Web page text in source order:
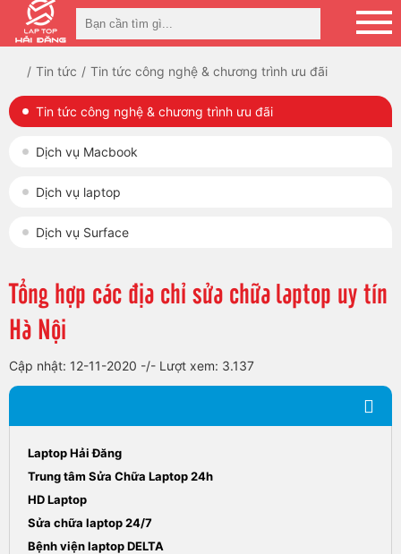
Tin tức Tin tức công nghệ & chương trình ưu đãi
Tin tức công nghệ & chương trình ưu đãi
Dịch vụ Macbook
Dịch vụ laptop
Dịch vụ Surface
Tổng hợp các địa chỉ sửa chữa laptop uy tín
Hà Nội
Cập nhật: 12-11-2020 -/- Lượt xem: 3.137
Laptop Hải Đăng
Trung tâm Sửa Chữa Laptop 24h
HD Laptop
Sửa chữa laptop 24/7
Bệnh viện laptop DELTA